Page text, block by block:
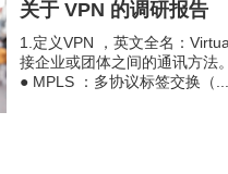
关于 VPN 的调研报告
1.定义VPN ，英文全名：
接企业或团体之间的通讯方法
● MPLS ：多协议标签交换（...